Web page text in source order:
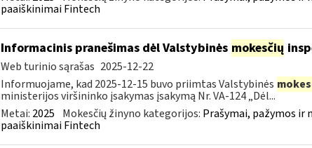
paaiškinimai Fintech
Informacinis pranešimas dėl Valstybinės mokesčių
Web turinio sąrašas 2025-12-22
Informuojame, kad 2025-12-15 buvo priimtas Valstybinės
ministerijos viršininko įsakymas įsakymą Nr. VA-124 „Dėl...
Metai: 2025 Mokesčių žinyno kategorijos: Prašymai, pažymos ir
paaiškinimai Fintech